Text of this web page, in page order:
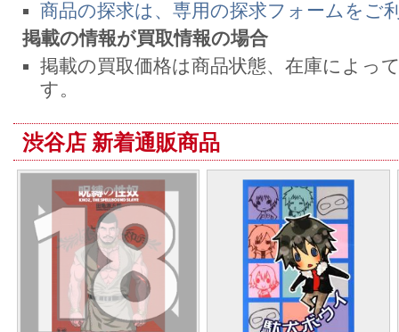
商品の探求は、専用の探求フォームをご
掲載の情報が買取情報の場合
掲載の買取価格は商品状態、在庫によっ
す。
渋谷店 新着通販商品